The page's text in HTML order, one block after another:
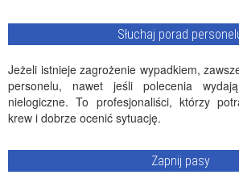
Słuchaj porad
Jeżeli istnieje zagrożenie wypadkiem,
personelu, nawet jeśli polecenia
nielogiczne. To profesjonaliści, którzy
krew i dobrze ocenić sytuację.
Zapnij pasy